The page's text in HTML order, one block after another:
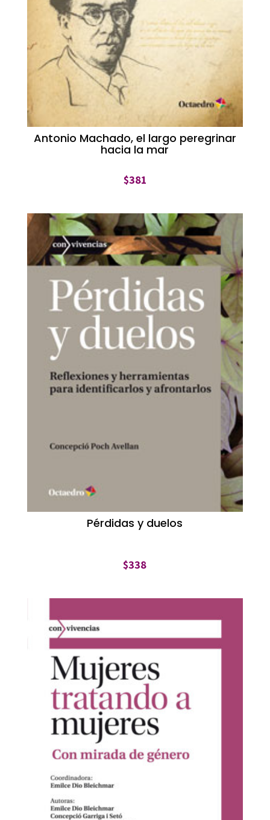
Antonio Machado, el largo peregrinar
hacia la mar
$381
Pérdidas y duelos
$338